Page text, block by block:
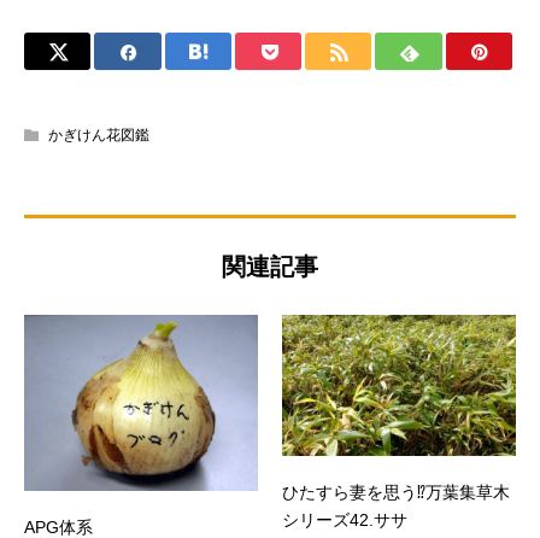
かぎけん花図鑑
関連記事
APG体系
ひたすら妻を思う⁉万葉集草木
シリーズ42.ササ